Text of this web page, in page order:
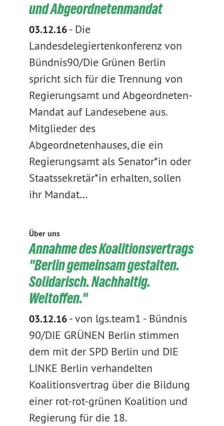
und Abgeordnetenmandat
03.12.16- Die
Landesdelegiertenkonferenz von
Bündnis90/Die Grünen Berlin
spricht sich für die Trennung von
Regierungsamt und Abgeordneten-
Mandat auf Landesebene aus.
Mitglieder des
Abgeordnetenhauses, die ein
Regierungsamt als Senator*in oder
Staatssekretär*in erhalten, sollen
ihr Mandat…
Über uns
Annahme des Koalitionsvertrags
"Berlin gemeinsam gestalten.
Solidarisch. Nachhaltig.
Weltoffen."
03.12.16-von lgs.team1 - Bündnis
90/DIE GRÜNEN Berlin stimmen
dem mit der SPD Berlin und DIE
LINKE Berlin verhandelten
Koalitionsvertrag über die Bildung
einer rot-rot-grünen Koalition und
Regierung für die 18.